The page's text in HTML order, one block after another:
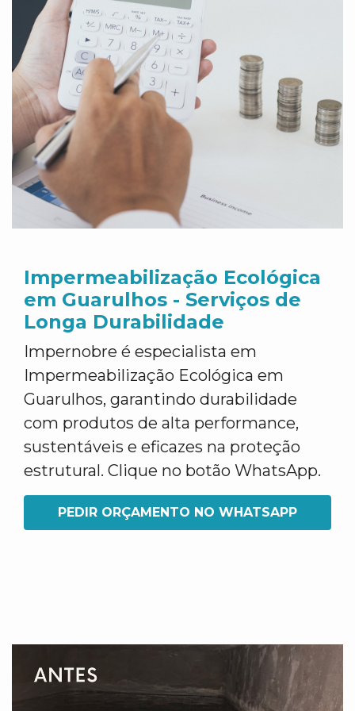
Impermeabilização Ecológica
em Guarulhos - Serviços de
Longa Durabilidade
Impernobre é especialista em
Impermeabilização Ecológica em
Guarulhos, garantindo durabilidade
com produtos de alta performance,
sustentáveis e eficazes na proteção
estrutural. Clique no botão WhatsApp.
PEDIR ORÇAMENTO NO WHATSAPP